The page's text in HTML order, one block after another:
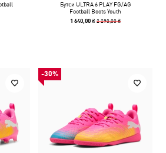
Бутси ULTRA 6 PLAY FG/AG
Football Boots Youth
1 640,00 ₴2 290,00 ₴
-30%